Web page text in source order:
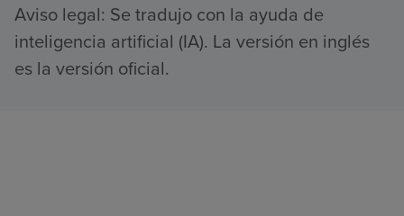
Aviso legal: Se tradujo con la ayuda de
inteligencia artificial (IA). La versión en inglés
es la versión oficial.